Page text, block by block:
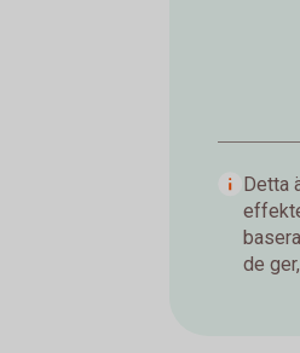
Detta
de